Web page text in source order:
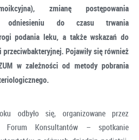
zmianę postępowania
odniesieniu do czasu trwania
podania leku, a także wskazań do
Pojawiły się również
w zależności od metody pobrania
odbyło się, organizowane przez
Forum Konsultantów – spotkanie